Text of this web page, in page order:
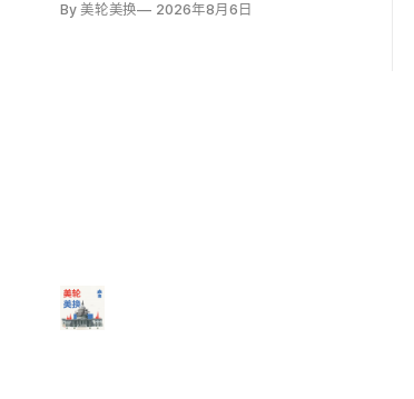
By 美轮美换 2026年8月6日